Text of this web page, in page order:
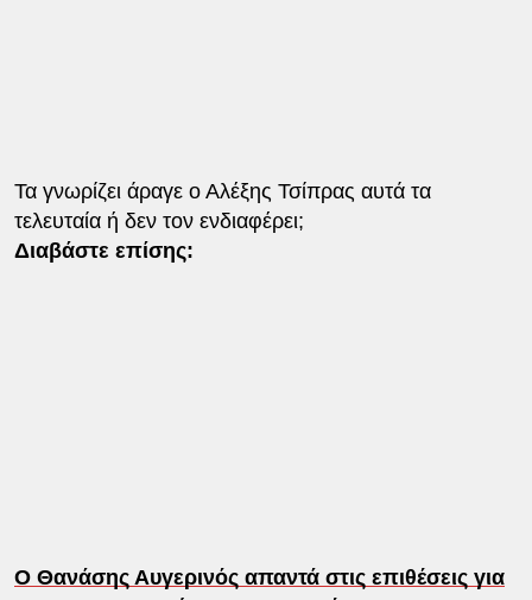
Τα γνωρίζει άραγε ο Αλέξης Τσίπρας αυτά τα
τελευταία ή δεν τον ενδιαφέρει;
Διαβάστε επίσης:
Ο Θανάσης Αυγερινός απαντά στις επιθέσεις για